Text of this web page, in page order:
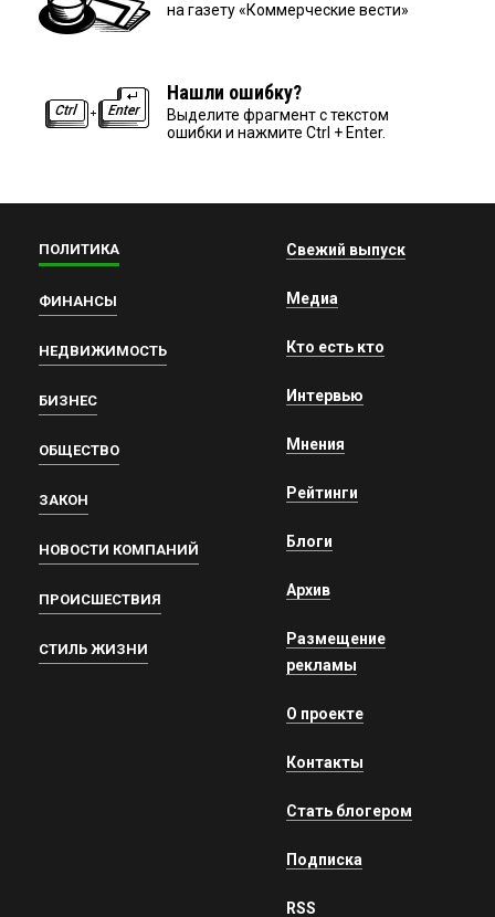
на газету «Коммерческие вести»
Нашли ошибку?
Выделите фрагмент с текстом
ошибки и нажмите Ctrl + Enter.
ПОЛИТИКА
ФИНАНСЫ
НЕДВИЖИМОСТЬ
БИЗНЕС
ОБЩЕСТВО
ЗАКОН
НОВОСТИ КОМПАНИЙ
ПРОИСШЕСТВИЯ
СТИЛЬ ЖИЗНИ
Свежий выпуск
Медиа
Кто есть кто
Интервью
Мнения
Рейтинги
Блоги
Архив
Размещение
рекламы
О проекте
Контакты
Стать блогером
Подписка
RSS